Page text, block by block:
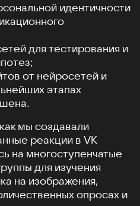
идентичности
для тестирования и
от нейросетей и
этапах
мы создавали
реакции в VK
на многоступенчатые
для изучения
на изображения,
опросах и